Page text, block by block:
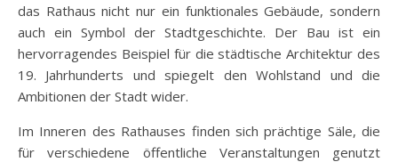
das Rathaus nicht nur ein funktionales Gebäude, sondern
auch ein Symbol der Stadtgeschichte. Der Bau ist ein
hervorragendes Beispiel für die städtische Architektur des
19. Jahrhunderts und spiegelt den Wohlstand und die
Ambitionen der Stadt wider.
Im Inneren des Rathauses finden sich prächtige Säle, die
für verschiedene öffentliche Veranstaltungen genutzt